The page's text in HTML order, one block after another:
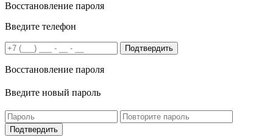
Восстановление пароля
Введите телефон
Подтвердить
Восстановление пароля
Введите новый пароль